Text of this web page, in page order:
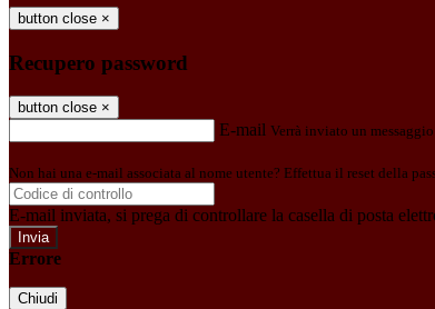
button close ×
Recupero password
button close ×
E-mail Verrà inviato un
Non hai una e-mail associata al nome utente? Effettua il reset della
E-mail inviata, si prega di controllare la casella di posta
Errore
Chiudi